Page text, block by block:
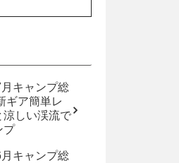
キャンプ総
ギア簡単レ
涼しい渓流で
プ
キャンプ総